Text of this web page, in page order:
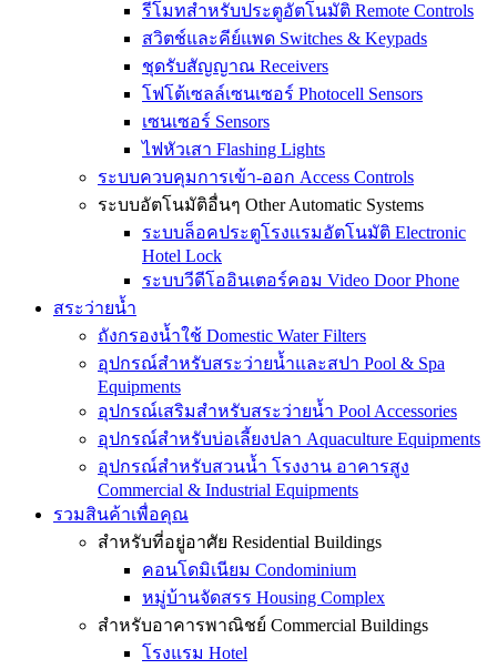
รีโมทสำหรับประตูอัตโนมัติ Remote Controls
สวิตช์และคีย์แพด Switches & Keypads
ชุดรับสัญญาณ Receivers
โฟโต้เซลล์เซนเซอร์ Photocell Sensors
เซนเซอร์ Sensors
ไฟหัวเสา Flashing Lights
ระบบควบคุมการเข้า-ออก Access Controls
ระบบอัตโนมัติอื่นๆ Other Automatic Systems
ระบบล็อคประตูโรงเเรมอัตโนมัติ Electronic
Hotel Lock
ระบบวีดีโออินเตอร์คอม Video Door Phone
สระว่ายน้ำ
ถังกรองน้ำใช้ Domestic Water Filters
อุปกรณ์สำหรับสระว่ายน้ำและสปา Pool & Spa
Equipments
อุปกรณ์เสริมสำหรับสระว่ายน้ำ Pool Accessories
อุปกรณ์สำหรับบ่อเลี้ยงปลา Aquaculture Equipments
อุปกรณ์สำหรับสวนน้ำ โรงงาน อาคารสูง
Commercial & Industrial Equipments
รวมสินค้าเพื่อคุณ
สำหรับที่อยู่อาศัย Residential Buildings
คอนโดมิเนียม Condominium
หมู่บ้านจัดสรร Housing Complex
สำหรับอาคารพาณิชย์ Commercial Buildings
โรงแรม Hotel